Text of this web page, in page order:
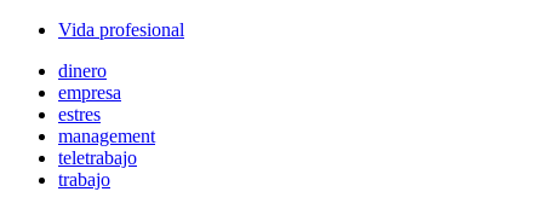
Vida profesional
dinero
empresa
estres
management
teletrabajo
trabajo